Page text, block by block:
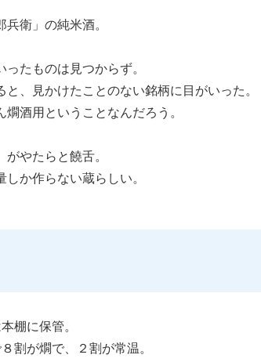
衛」の純米酒。
たものは見つからず。
、見かけたことのない銘柄に目がいった。
酒用ということなんだろう。
やたらと饒舌。
か作らない蔵らしい。
棚に保管。
割が燗で、２割が常温。